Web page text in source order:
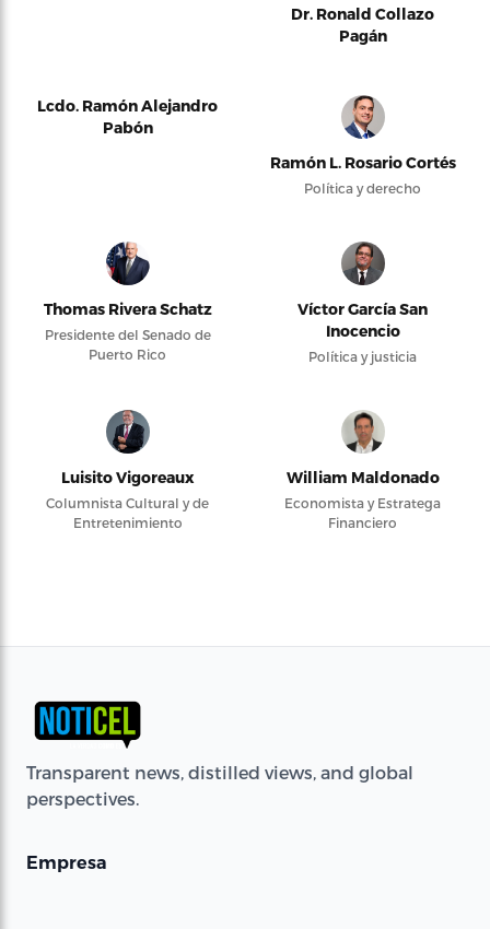
Dr. Ronald Collazo
Pagán
Lcdo. Ramón Alejandro
Pabón
Ramón L. Rosario Cortés
Política y derecho
Thomas Rivera Schatz
Presidente del Senado de
Puerto Rico
Víctor García San
Inocencio
Política y justicia
Luisito Vigoreaux
Columnista Cultural y de
Entretenimiento
William Maldonado
Economista y Estratega
Financiero
Transparent news, distilled views, and global
perspectives.
Empresa